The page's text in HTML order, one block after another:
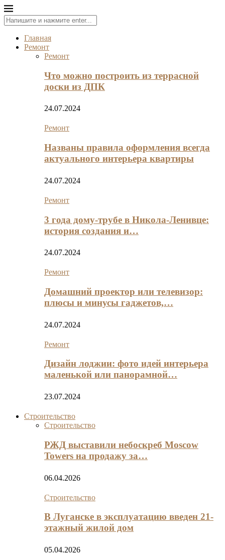
Главная
Ремонт
Ремонт
Что можно построить из террасной
доски из ДПК
24.07.2024
Ремонт
Названы правила оформления всегда
актуального интерьера квартиры
24.07.2024
Ремонт
3 года дому-трубе в Никола-Ленивце:
история создания и…
24.07.2024
Ремонт
Домашний проектор или телевизор:
плюсы и минусы гаджетов,…
24.07.2024
Ремонт
Дизайн лоджии: фото идей интерьера
маленькой или панорамной…
23.07.2024
Строительство
Строительство
РЖД выставили небоскреб Moscow
Towers на продажу за…
06.04.2026
Строительство
В Луганске в эксплуатацию введен 21-
этажный жилой дом
05.04.2026